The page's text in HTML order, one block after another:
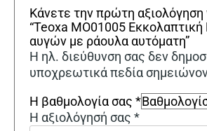
Κάνετε την πρώτη αξιολόγηση
“Teoxa MO01005
αυγών με ράουλα αυτόματη”
Η ηλ. διεύθυνση σας δεν
υποχρεωτικά πεδία
Η βαθμολογία σας *
Η αξιολόγησή σας *